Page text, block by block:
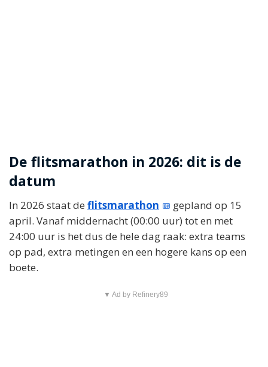
De flitsmarathon in 2026: dit is de
datum
In 2026 staat de flitsmarathon
gepland op 15
april. Vanaf middernacht (00:00 uur) tot en met
24:00 uur is het dus de hele dag raak: extra teams
op pad, extra metingen en een hogere kans op een
boete.
▼ Ad by Refinery89